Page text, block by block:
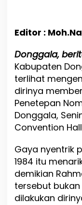
Editor :
Donggala,
Kabupaten
terlihat
dirinya
Penetepan
Donggala,
Convention
Gaya nyentrik
1984 itu
demikian
tersebut
dilakukan